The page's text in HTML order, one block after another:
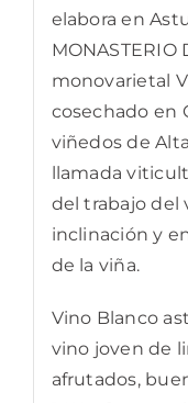
elabora en
MONASTERIO
monovarietal
cosechado en
viñedos de
llamada
del trabajo del
inclinación y
de la viña.
Vino Blanco
vino joven de
afrutados,